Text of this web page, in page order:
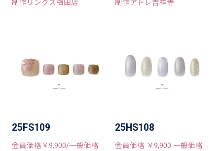
制作リンクス梅田店 制作アトレ吉祥寺
25FS109
会員価格￥9,900/一般価格
25HS108
会員価格 ￥9,900 一般価格